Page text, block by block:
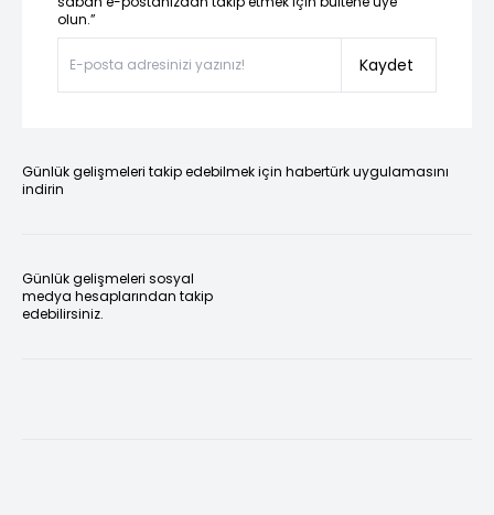
olun.”
Kaydet
Günlük gelişmeleri takip edebilmek için habertürk uygulamasını
indirin
Günlük gelişmeleri sosyal
medya hesaplarından takip
edebilirsiniz.